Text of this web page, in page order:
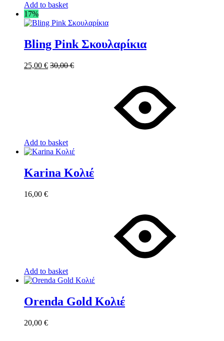
Add to basket
17%
Bling Pink Σκουλαρίκια
25,00 € 30,00€
Add to basket
Karina Κολιέ
16,00 €
Add to basket
Orenda Gold Κολιέ
20,00 €